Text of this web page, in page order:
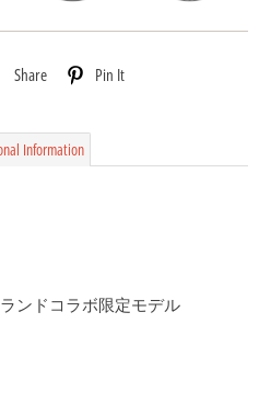
Share Pin It
Information
ンドコラボ限定モデル